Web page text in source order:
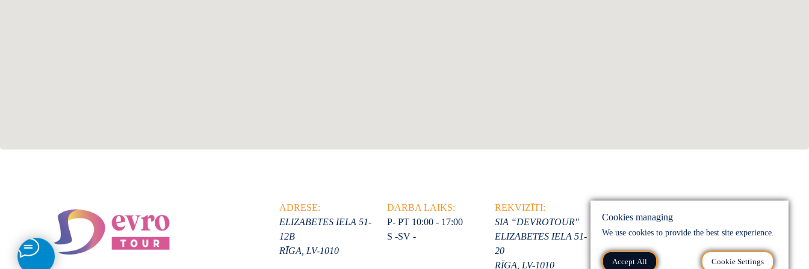
ADRESE:
ELIZABETES IELA 51-
12B
RĪGA, LV-1010
DARBA LAIKS:
P- PT 10:00 - 17:00
S -SV -
REKVIZĪTI:
SIA “DEVROTOUR"
ELIZABETES IELA 51-
20
RĪGA, LV-1010
A/S LUMINOR BANK
LV41 RIKO 0002 0132
4426 1
Cookies managing
We use cookies to provide the best site experience.
Accept All Cookie Settings